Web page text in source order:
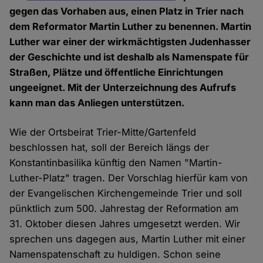
gegen das Vorhaben aus, einen Platz in Trier nach
dem Reformator Martin Luther zu benennen. Martin
Luther war einer der wirkmächtigsten Judenhasser
der Geschichte und ist deshalb als Namenspate für
Straßen, Plätze und öffentliche Einrichtungen
ungeeignet. Mit der Unterzeichnung des Aufrufs
kann man das Anliegen unterstützen.
Wie der Ortsbeirat Trier-Mitte/Gartenfeld
beschlossen hat, soll der Bereich längs der
Konstantinbasilika künftig den Namen "Martin-
Luther-Platz" tragen. Der Vorschlag hierfür kam von
der Evangelischen Kirchengemeinde Trier und soll
pünktlich zum 500. Jahrestag der Reformation am
31. Oktober diesen Jahres umgesetzt werden. Wir
sprechen uns dagegen aus, Martin Luther mit einer
Namenspatenschaft zu huldigen. Schon seine